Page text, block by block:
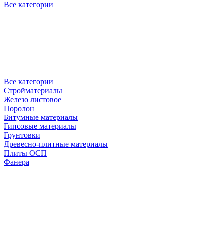
Все категории
Все категории
Стройматериалы
Железо листовое
Поролон
Битумные материалы
Гипсовые материалы
Грунтовки
Древесно-плитные материалы
Плиты ОСП
Фанера